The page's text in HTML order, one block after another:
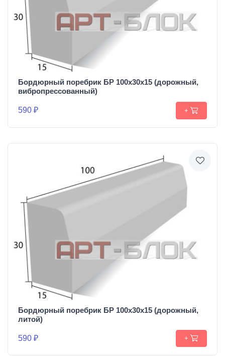
Бордюрный поребрик БР 100х30х15 (дорожный,
вибропрессованный)
590 ₽ +
Бордюрный поребрик БР 100х30х15 (дорожный,
литой)
590 ₽ +